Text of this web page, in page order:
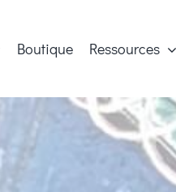
Boutique Ressources